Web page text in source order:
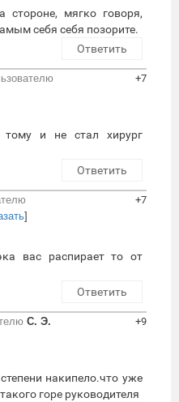
стороне, мягко говоря,
себя себя позорите.
Ответить
+7
и не стал хирург
Ответить
]
+7
вас распирает то от
Ответить
С. Э.
+9
накипело.что уже
горе руководителя